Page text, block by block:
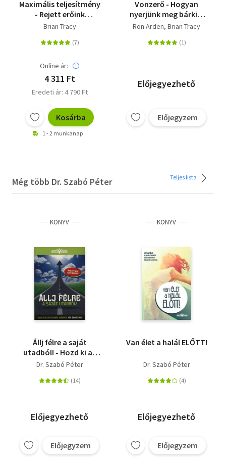
Maximális teljesítmény
- Rejett erőink
mozgósítása a siker
és technikák bevált
Brian Tracy
Online ár:
4 311 Ft
Eredeti ár: 4 790 Ft
Kosárba
1 - 2 munkanap
Vonzerő - Hogyan
nyerjünk meg bárkit,
bármilyen helyzetben?
Ron Arden Brian Tracy
Előjegyezhető
Előjegyzem
Még több Dr. Szabó Péter Teljes lista
KÖNYV
Állj félre a saját
utadból! - Hozd ki az
életedből mindazt,
Dr. Szabó Péter
Előjegyezhető
Előjegyzem
KÖNYV
Van élet a halál ELŐTT!
Dr. Szabó Péter
Előjegyezhető
Előjegyzem